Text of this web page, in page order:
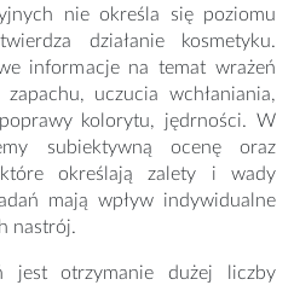
nie określa się poziomu
działanie kosmetyku.
informacje na temat wrażeń
uczucia wchłaniania,
kolorytu, jędrności. W
subiektywną ocenę oraz
które określają zalety i wady
mają wpływ indywidualne
nastrój.
jest otrzymanie dużej liczby